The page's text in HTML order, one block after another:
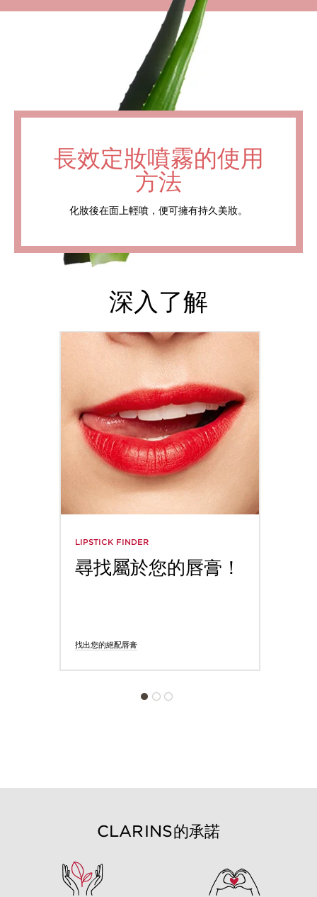
長效定妝噴霧的使用
方法
化妝後在面上輕噴，便可擁有持久美妝。
深入了解
LIPSTICK FINDER
尋找屬於您的唇膏！
找出您的絕配唇膏
CLARINS的承諾